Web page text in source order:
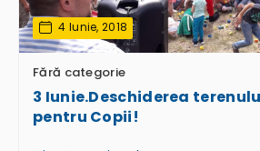
4 Iunie, 2018
Fără categorie
3 Iunie.Deschiderea
pentru Copii!